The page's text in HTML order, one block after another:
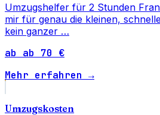
Umzugshelfer für 2 Stunden
mir für genau die kleinen,
kein ganzer …
ab ab 70 €
Mehr erfahren →
Umzugskosten